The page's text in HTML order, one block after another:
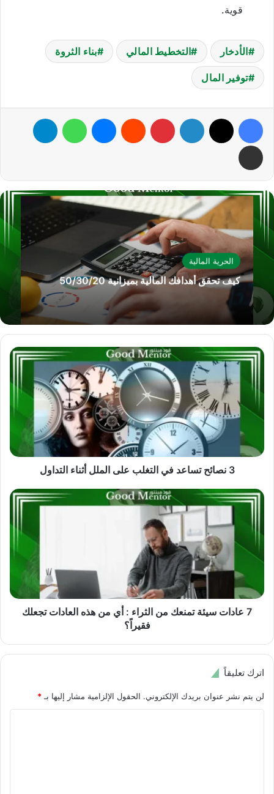
قوية.
الأدخار التخطيط المالي بناء الثروة
توفير المال
فيسبوك لينكدإن بينتيريست ماسنجر واتساب
مشاركة عبر البريد
الحرية المالية
كيف تحقق أهدافك المالية بميزانية 50/30/20
3
نصائح
تساعد
في
التغلب
على
التداول
3 نصائح تساعد في التغلب على الملل أثناء التداول
7
عادات
سيئة
تمنعك
من
الثراء
من
7 عادات سيئة تمنعك من الثراء : أي من هذه العادات تجعلك
فقيراً؟
اترك تعليقاً
لن يتم نشر عنوان بريدك الإلكتروني. الحقول الإلزامية مشار إليها بـ*